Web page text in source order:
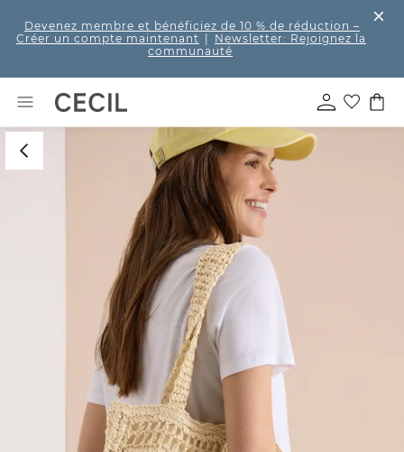
Devenez membre et bénéficiez de 10 % de réduction –
Créer un compte maintenant
Newsletter: Rejoignez la
communauté